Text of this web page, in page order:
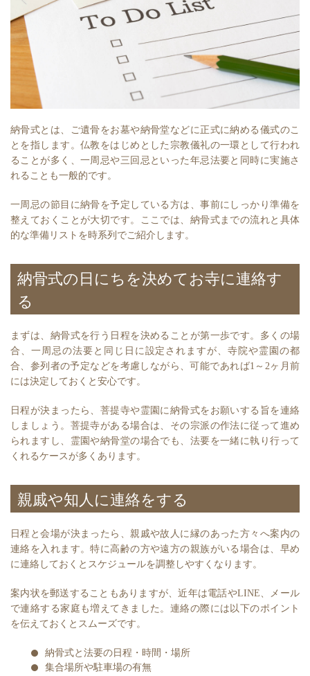
納骨式とは、ご遺骨をお墓や納骨堂などに正式に納める儀式のこ
とを指します。仏教をはじめとした宗教儀礼の一環として行われ
ることが多く、一周忌や三回忌といった年忌法要と同時に実施さ
れることも一般的です。
一周忌の節目に納骨を予定している方は、事前にしっかり準備を
整えておくことが大切です。ここでは、納骨式までの流れと具体
的な準備リストを時系列でご紹介します。
納骨式の日にちを決めてお寺に連絡す
る
まずは、納骨式を行う日程を決めることが第一歩です。多くの場
合、一周忌の法要と同じ日に設定されますが、寺院や霊園の都
合、参列者の予定などを考慮しながら、可能であれば1～2ヶ月前
には決定しておくと安心です。
日程が決まったら、菩提寺や霊園に納骨式をお願いする旨を連絡
しましょう。菩提寺がある場合は、その宗派の作法に従って進め
られますし、霊園や納骨堂の場合でも、法要を一緒に執り行って
くれるケースが多くあります。
親戚や知人に連絡をする
日程と会場が決まったら、親戚や故人に縁のあった方々へ案内の
連絡を入れます。特に高齢の方や遠方の親族がいる場合は、早め
に連絡しておくとスケジュールを調整しやすくなります。
案内状を郵送することもありますが、近年は電話やLINE、メール
で連絡する家庭も増えてきました。連絡の際には以下のポイント
を伝えておくとスムーズです。
納骨式と法要の日程・時間・場所
集合場所や駐車場の有無